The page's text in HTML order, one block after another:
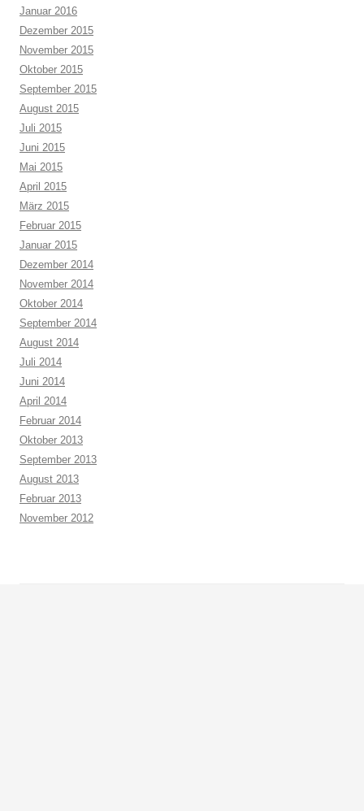
Januar 2016
Dezember 2015
November 2015
Oktober 2015
September 2015
August 2015
Juli 2015
Juni 2015
Mai 2015
April 2015
März 2015
Februar 2015
Januar 2015
Dezember 2014
November 2014
Oktober 2014
September 2014
August 2014
Juli 2014
Juni 2014
April 2014
Februar 2014
Oktober 2013
September 2013
August 2013
Februar 2013
November 2012